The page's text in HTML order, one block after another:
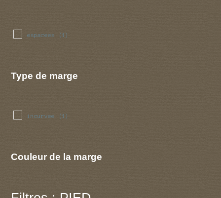
espacees (1)
Type de marge
incurvee (1)
Couleur de la marge